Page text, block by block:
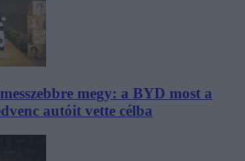
megy: a BYD most a
autóit vette célba